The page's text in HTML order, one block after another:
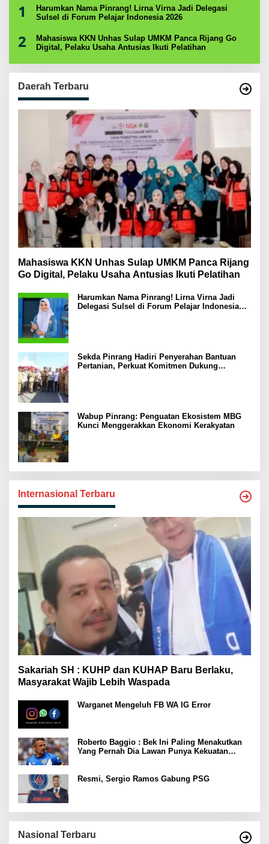
1
Harumkan Nama Pinrang! Lirna Virna Jadi Delegasi
Sulsel di Forum Pelajar Indonesia 2026
2
Mahasiswa KKN Unhas Sulap UMKM Panca Rijang Go
Digital, Pelaku Usaha Antusias Ikuti Pelatihan
Daerah Terbaru
Mahasiswa KKN Unhas Sulap UMKM Panca Rijang
Go Digital, Pelaku Usaha Antusias Ikuti Pelatihan
Harumkan Nama Pinrang! Lirna Virna Jadi
Delegasi Sulsel di Forum Pelajar Indonesia
Sekda Pinrang Hadiri Penyerahan Bantuan
Pertanian, Perkuat Komitmen Dukung
Wabup Pinrang: Penguatan Ekosistem MBG
Kunci Menggerakkan Ekonomi Kerakyatan
Internasional Terbaru
Sakariah SH : KUHP dan KUHAP Baru Berlaku,
Masyarakat Wajib Lebih Waspada
Warganet Mengeluh FB WA IG Error
Roberto Baggio : Bek Ini Paling Menakutkan
Yang Pernah Dia Lawan Punya Kekuatan
Resmi, Sergio Ramos Gabung PSG
Nasional Terbaru